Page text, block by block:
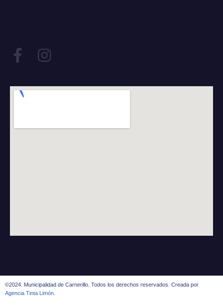
©2024. Municipalidad de Carnerillo. Todos los derechos reservados. Creada por
Agencia Tinta Limón.